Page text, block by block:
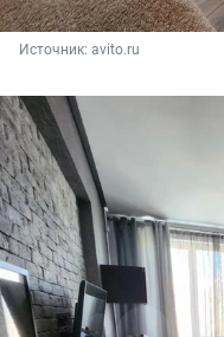
Источник: avito.ru